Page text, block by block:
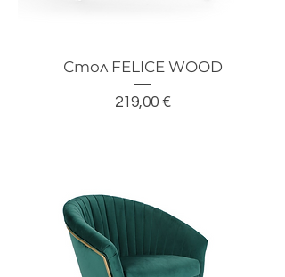
Стол FELICE WOOD
Цена
219,00 €